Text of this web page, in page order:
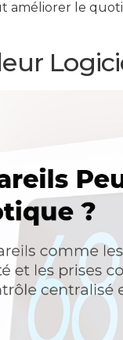
améliorer le